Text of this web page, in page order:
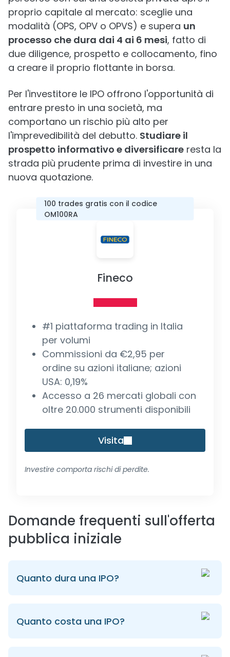
proprio capitale al mercato: sceglie una
modalità (OPS, OPV o OPVS) e supera un
processo che dura dai 4 ai 6 mesi, fatto di
due diligence, prospetto e collocamento, fino
a creare il proprio flottante in borsa.
Per l'investitore le IPO offrono l'opportunità di
entrare presto in una società, ma
comportano un rischio più alto per
l'imprevedibilità del debutto. Studiare il
prospetto informativo e diversificare resta la
strada più prudente prima di investire in una
nuova quotazione.
100 trades gratis con il codice
OM100RA
Fineco
#1 piattaforma trading in Italia
per volumi
Commissioni da €2,95 per
ordine su azioni italiane; azioni
USA: 0,19%
Accesso a 26 mercati globali con
oltre 20.000 strumenti disponibili
Visita
Investire comporta rischi di perdite.
Domande frequenti sull'offerta
pubblica iniziale
Quanto dura una IPO?
Quanto costa una IPO?